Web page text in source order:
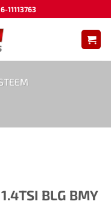
11113763
BLG BMY